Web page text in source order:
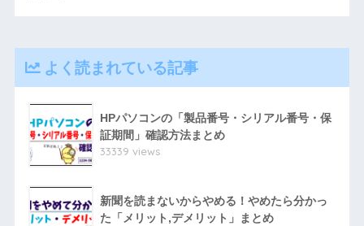
よく読まれている記事
HPパソコンの「製品番号・シリアル番号・保
証期間」確認方法まとめ
33339 views
新聞を読まないからやめる！やめたら分かっ
た「メリット,デメリット」まとめ